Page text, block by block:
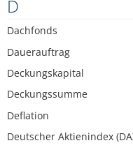
D
Dachfonds
Dauerauftrag
Deckungskapital
Deckungssumme
Deflation
Deutscher Aktienindex